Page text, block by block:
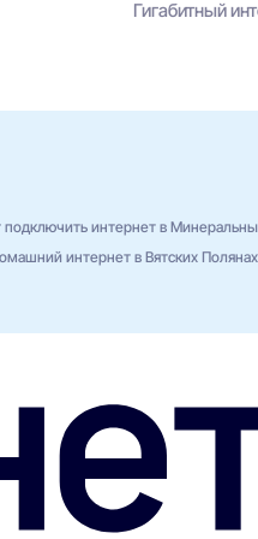
Гигабитный
подключить интернет в
интернет в Вятских